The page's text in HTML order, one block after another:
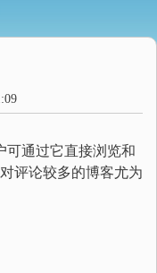
可通过它直接浏览和
评论较多的博客尤为